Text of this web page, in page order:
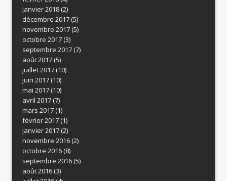
janvier 2018(2)
décembre 2017(5)
novembre 2017(5)
octobre 2017(3)
septembre 2017(7)
août 2017(5)
juillet 2017(10)
juin 2017(10)
mai 2017(10)
avril 2017(7)
mars 2017(1)
février 2017(1)
janvier 2017(2)
novembre 2016(2)
octobre 2016(8)
septembre 2016(5)
août 2016(3)